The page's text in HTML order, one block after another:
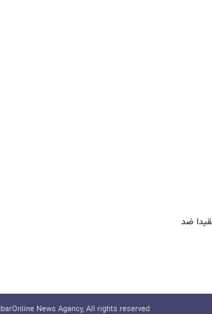
تعقیدا ضد
News Agancy, All rights reserved.